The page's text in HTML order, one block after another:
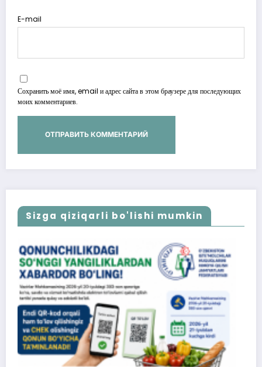
E-mail
Сохранить моё имя, email и адрес сайта в этом браузере для последующих
моих комментариев.
Sizga qiziqarli bo'lishi mumkin